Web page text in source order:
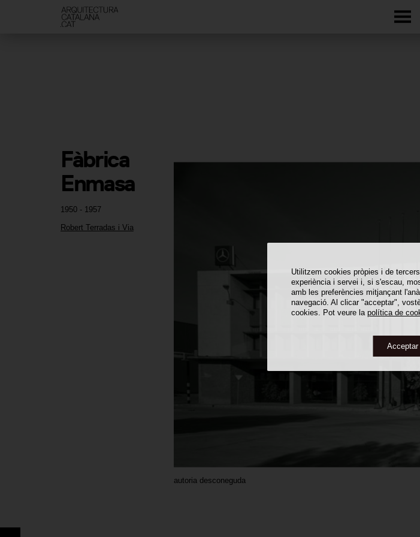
Utilitzem cookies pròpies i de
experiència i servei i, si s'escau,
amb les preferències mitjançant
navegació. Al clicar "acceptar",
cookies. Pot veure la política de
Acceptar
1950 - 1957
Robert Terradas i Via
Fàbrica
Enmasa
autoria desconeguda